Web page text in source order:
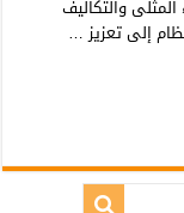
المثلى والتكاليف
إلى تعزيز …